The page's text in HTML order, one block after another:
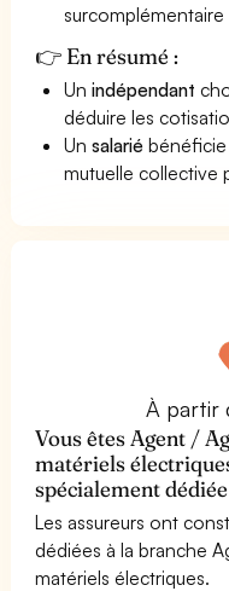
surcomplémentaire
👉 En résumé :
Unindépendant
déduire les
Unsalarié bénéficie
mutuelle collective
À partir
Vous êtes Agent /
matériels
spécialement
Les assureurs ont
dédiées à la branche
matériels électriques.